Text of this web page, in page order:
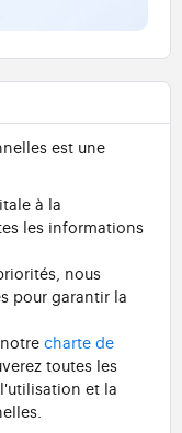
est une
à la
les informations
nous
pour garantir la
charte de
toutes les
et la